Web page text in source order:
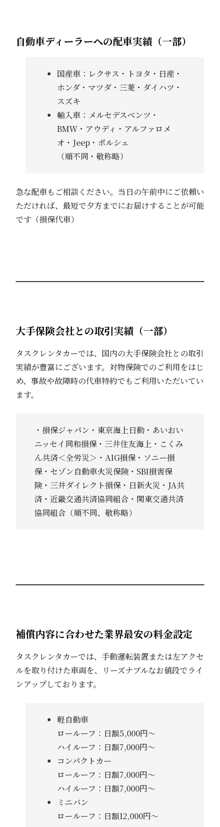
自動車ディーラーへの配車実績（一部）
国産車：レクサス・トヨタ・日産・
ホンダ・マツダ・三菱・ダイハツ・
スズキ
輸入車：メルセデスベンツ・
BMW・アウディ・アルファロメ
オ・Jeep・ポルシェ
（順不同・敬称略）
急な配車もご相談ください。当日の午前中にご依頼い
ただければ、最短で夕方までにお届けすることが可能
です（損保代車）
大手保険会社との取引実績（一部）
タスクレンタカーでは、国内の大手保険会社との取引
実績が豊富にございます。対物保険でのご利用をはじ
め、事故や故障時の代車特約でもご利用いただいてい
ます。
・損保ジャパン・東京海上日動・あいおい
ニッセイ同和損保・三井住友海上・こくみ
ん共済＜全労災＞・AIG損保・ソニー損
保・セゾン自動車火災保険・SBI損害保
険・三井ダイレクト損保・日新火災・JA共
済・近畿交通共済協同組合・関東交通共済
協同組合（順不同、敬称略）
補償内容に合わせた業界最安の料金設定
タスクレンタカーでは、手動運転装置または左アクセ
ルを取り付けた車両を、リーズナブルなお値段でライ
ンアップしております。
軽自動車
ロールーフ：日額5,000円～
ハイルーフ：日額7,000円～
コンパクトカー
ロールーフ：日額7,000円～
ハイルーフ：日額7,000円～
ミニバン
ロールーフ：日額12,000円～